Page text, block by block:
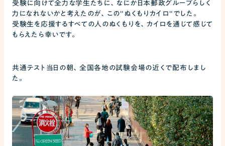
受験に向けて全力な学生たちに、なにか日本郵政グループらしく
力になれないかと考えたのが、この"ぬくもりカイロ"でした。
受験生を応援するすべての人のぬくもりを、カイロを通じて感じて
もらえたら幸いです。
共通テスト当日の朝、全国各地の試験会場の近くで配布しまし
た。